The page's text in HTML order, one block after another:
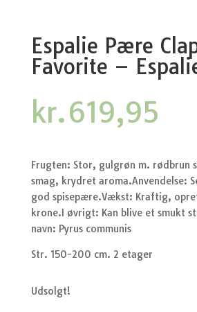
Espalie Pære
Favorite –
kr.619,95
Frugten: Stor, gulgrøn m. rødbrun
smag, krydret aroma.Anvendelse:
god spisepære.Vækst: Kraftig,
krone.I øvrigt: Kan blive et smukt
navn: Pyrus communis
Str. 150-200 cm. 2 etager
Udsolgt!